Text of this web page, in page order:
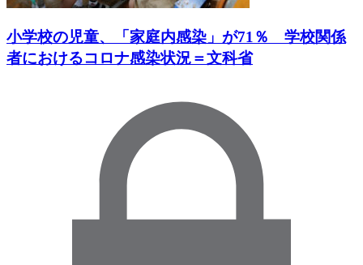
小学校の児童、「家庭内感染」が71％ 学校関係
者におけるコロナ感染状況＝文科省